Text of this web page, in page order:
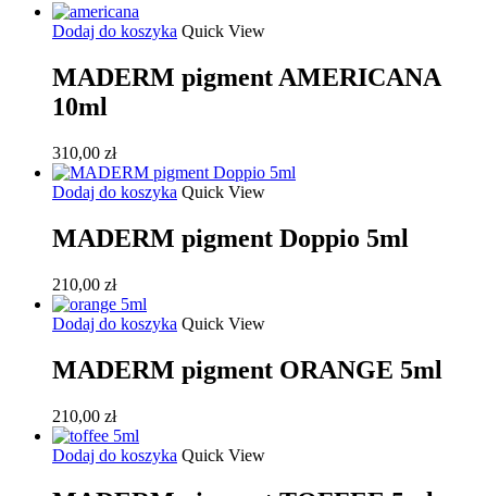
Dodaj do koszyka Quick View
MADERM pigment AMERICANA
10ml
310,00 zł
Dodaj do koszyka Quick View
MADERM pigment Doppio 5ml
210,00 zł
Dodaj do koszyka Quick View
MADERM pigment ORANGE 5ml
210,00 zł
Dodaj do koszyka Quick View